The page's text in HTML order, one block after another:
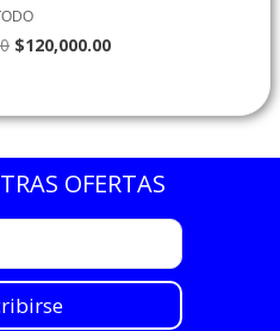
$120,000.00
OFERTAS